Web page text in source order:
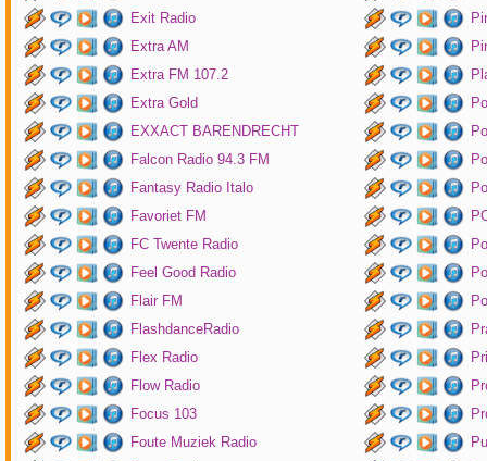
Exit Radio
Extra AM
Extra FM 107.2
Extra Gold
EXXACT BARENDRECHT
Falcon Radio 94.3 FM
Fantasy Radio Italo
Favoriet FM
FC Twente Radio
Feel Good Radio
Flair FM
FlashdanceRadio
Flex Radio
Flow Radio
Focus 103
Foute Muziek Radio